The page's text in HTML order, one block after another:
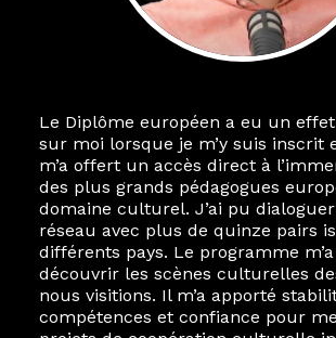
Le Diplôme européen a eu un
sur moi lorsque je m’y suis inscrit
m’a offert un accès direct à
des plus grands pédagogues
domaine culturel. J’ai pu
réseau avec plus de quinze pairs
différents pays. Le programme
découvrir les scènes culturelles
nous visitions. Il m’a apporté
compétences et confiance pour